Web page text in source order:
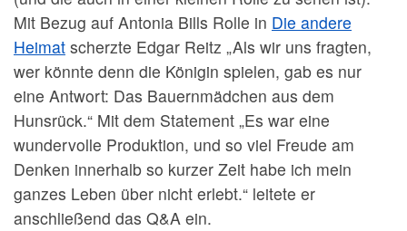
Mit Bezug auf Antonia Bills Rolle in Die andere
Heimat scherzte Edgar Reitz „Als wir uns fragten,
wer könnte denn die Königin spielen, gab es nur
eine Antwort: Das Bauernmädchen aus dem
Hunsrück.“ Mit dem Statement „Es war eine
wundervolle Produktion, und so viel Freude am
Denken innerhalb so kurzer Zeit habe ich mein
ganzes Leben über nicht erlebt.“ leitete er
anschließend das Q&A ein.